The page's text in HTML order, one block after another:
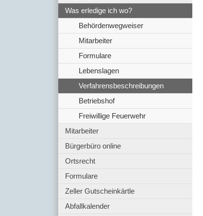
Was erledige ich wo?
Behördenwegweiser
Mitarbeiter
Formulare
Lebenslagen
Verfahrensbeschreibungen
Betriebshof
Freiwillige Feuerwehr
Mitarbeiter
Bürgerbüro online
Ortsrecht
Formulare
Zeller Gutscheinkärtle
Abfallkalender